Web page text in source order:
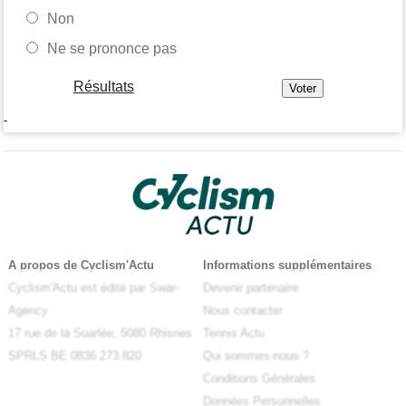
Non
Ne se prononce pas
Résultats
-
A propos de Cyclism'Actu
Cyclism'Actu est édité par Swar-
Agency
17 rue de la Suarlée, 5080 Rhisnes
SPRLS BE 0836.273.820
Informations supplémentaires
Devenir partenaire
Nous contacter
Tennis Actu
Qui sommes-nous ?
Conditions Générales
Données Personnelles